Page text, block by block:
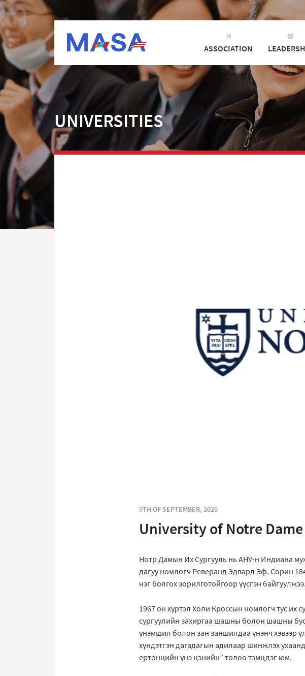
ASSOCIATION
UNIVERSITIES
9TH OF SEPTEMBER, 2020
University of Notre Dame
Нотр Дамын Их Сургууль нь АНУ-н Индиана
дагуу номлогч Реверанд Эдвард Эф. Сорин
нэг болгох зорилготойгоор үүсгэн байгуулжээ.
1967 он хүртэл Холи Кроссын номлогч тус их
сургуулийн захиргаа шашны болон шашны
үнэмшил болон зан заншилдаа үнэнч хэвээр
хүндэтгэн дагадагын адилаар шинжлэх
ертөнцийн үнэ цэнийн” төлөө тэмцдэг юм.